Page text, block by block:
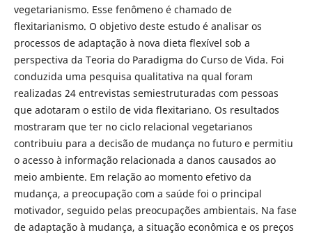
vegetarianismo. Esse fenômeno é chamado de
flexitarianismo. O objetivo deste estudo é analisar os
processos de adaptação à nova dieta flexível sob a
perspectiva da Teoria do Paradigma do Curso de Vida. Foi
conduzida uma pesquisa qualitativa na qual foram
realizadas 24 entrevistas semiestruturadas com pessoas
que adotaram o estilo de vida flexitariano. Os resultados
mostraram que ter no ciclo relacional vegetarianos
contribuiu para a decisão de mudança no futuro e permitiu
o acesso à informação relacionada a danos causados ao
meio ambiente. Em relação ao momento efetivo da
mudança, a preocupação com a saúde foi o principal
motivador, seguido pelas preocupações ambientais. Na fase
de adaptação à mudança, a situação econômica e os preços